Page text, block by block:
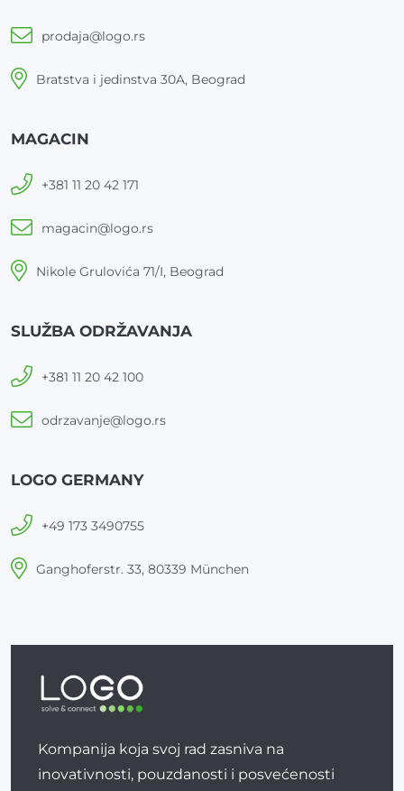
prodaja@logo.rs
Bratstva i jedinstva 30A, Beograd
MAGACIN
+381 11 20 42 171
magacin@logo.rs
Nikole Grulovića 71/I, Beograd
SLUŽBA ODRŽAVANJA
+381 11 20 42 100
odrzavanje@logo.rs
LOGO GERMANY
+49 173 3490755
Ganghoferstr. 33, 80339 München
Kompanija koja svoj rad zasniva na
inovativnosti, pouzdanosti i posvećenosti